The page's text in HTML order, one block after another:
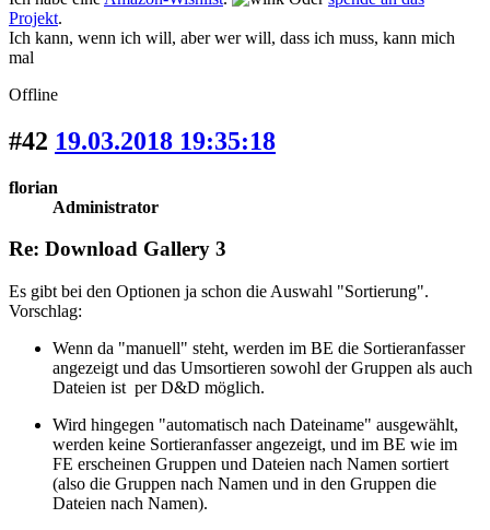
Projekt.
Ich kann, wenn ich will, aber wer will, dass ich muss, kann mich
mal
Offline
#42 19.03.2018 19:35:18
florian
Administrator
Re: Download Gallery 3
Es gibt bei den Optionen ja schon die Auswahl "Sortierung".
Vorschlag:
Wenn da "manuell" steht, werden im BE die Sortieranfasser
angezeigt und das Umsortieren sowohl der Gruppen als auch
Dateien ist per D&D möglich.
Wird hingegen "automatisch nach Dateiname" ausgewählt,
werden keine Sortieranfasser angezeigt, und im BE wie im
FE erscheinen Gruppen und Dateien nach Namen sortiert
(also die Gruppen nach Namen und in den Gruppen die
Dateien nach Namen).